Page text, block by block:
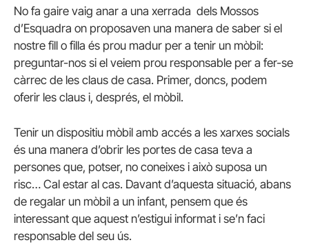
No fa gaire vaig anar a una xerrada dels Mossos
d’Esquadra on proposaven una manera de saber si el
nostre fill o filla és prou madur per a tenir un mòbil:
preguntar-nos si el veiem prou responsable per a fer-se
càrrec de les claus de casa. Primer, doncs, podem
oferir les claus i, després, el mòbil.
Tenir un dispositiu mòbil amb accés a les xarxes socials
és una manera d’obrir les portes de casa teva a
persones que, potser, no coneixes i això suposa un
risc… Cal estar al cas. Davant d’aquesta situació, abans
de regalar un mòbil a un infant, pensem que és
interessant que aquest n’estigui informat i se’n faci
responsable del seu ús.